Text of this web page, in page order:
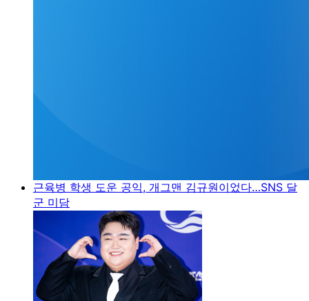
근육병 학생 도운 공익, 개그맨 김규원이었다…SNS 달
군 미담